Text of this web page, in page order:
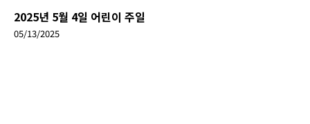
2025년 5월 4일 어린이 주일
05/13/2025